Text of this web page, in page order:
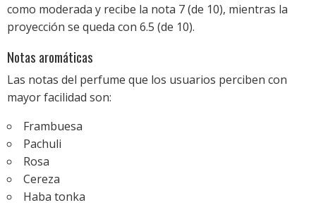
como moderada y recibe la nota 7 (de 10), mientras la
proyección se queda con 6.5 (de 10).
Notas aromáticas
Las notas del perfume que los usuarios perciben con
mayor facilidad son:
Frambuesa
Pachuli
Rosa
Cereza
Haba tonka